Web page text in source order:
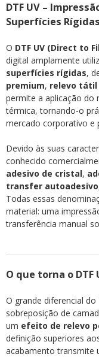
DTF UV –
Superfícies
O DTF UV (Direct to
digital amplamente
superfícies rígidas,
premium, relevo tátil
permite a aplicação do
térmica, tornando-o
mercado corporativo e
Devido às suas
conhecido
adesivo de cristal,
transfer autoadesivo
Todas essas
material: uma
transferência manual
O que torna o
O grande diferencial
sobreposição de
um efeito de relevo
definição superiores
acabamento transmite